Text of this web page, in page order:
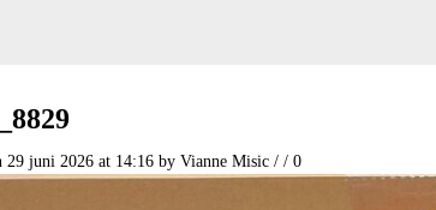
29 juni 2026 at 14:16 by Vianne Misic/ / 0